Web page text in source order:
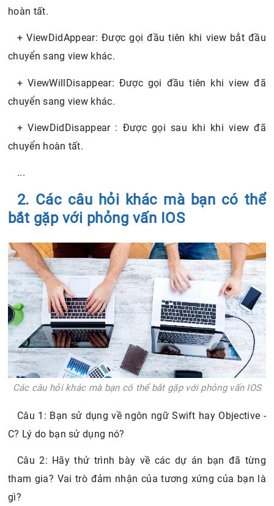
hoàn tất.
+ ViewDidAppear: Được gọi đầu tiên khi view bắt đầu
chuyển sang view khác.
+ ViewWillDisappear: Được gọi đầu tiên khi view đã
chuyển sang view khác.
+ ViewDidDisappear : Được gọi sau khi khi view đã
chuyển hoàn tất.
...
2. Các câu hỏi khác mà bạn có thể
bắt gặp với phỏng vấn IOS
Các câu hỏi khác mà bạn có thể bắt gặp với phỏng vấn IOS
Câu 1: Bạn sử dụng về ngôn ngữ Swift hay Objective -
C? Lý do bạn sử dụng nó?
Câu 2: Hãy thử trình bày về các dự án bạn đã từng
tham gia? Vai trò đảm nhận của tương xứng của bạn là
gì?